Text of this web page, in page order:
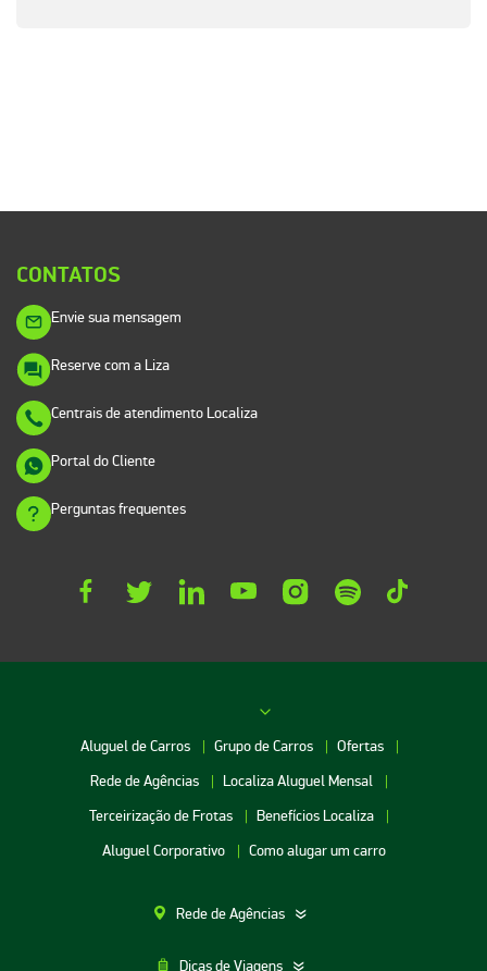
CONTATOS
Envie sua mensagem
Reserve com a Liza
Centrais de atendimento Localiza
Portal do Cliente
Perguntas frequentes
Aluguel de Carros Grupo de Carros
Ofertas
Rede de Agências
Localiza Aluguel Mensal
Terceirização de Frotas
Benefícios Localiza
Aluguel Corporativo
Como alugar um carro
Rede de Agências
Dicas de Viagens